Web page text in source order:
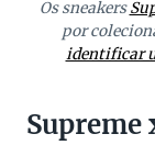
Os sneakers
por
identificar